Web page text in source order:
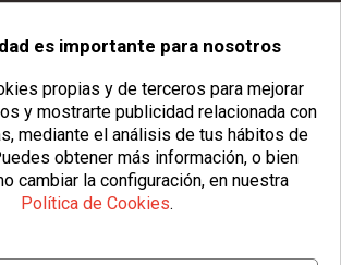
info@usopack.com
es importante para nosotros
propias y de terceros para mejorar
y mostrarte publicidad relacionada con
mediante el análisis de tus hábitos de
obtener más información, o bien
cambiar la configuración, en nuestra
Política de Cookies.